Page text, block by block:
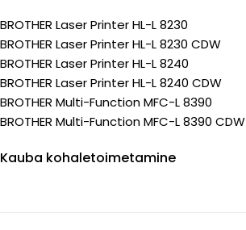
BROTHER Laser Printer HL-L 8230
BROTHER Laser Printer HL-L 8230 CDW
BROTHER Laser Printer HL-L 8240
BROTHER Laser Printer HL-L 8240 CDW
BROTHER Multi-Function MFC-L 8390
BROTHER Multi-Function MFC-L 8390 CDW
Kauba kohaletoimetamine